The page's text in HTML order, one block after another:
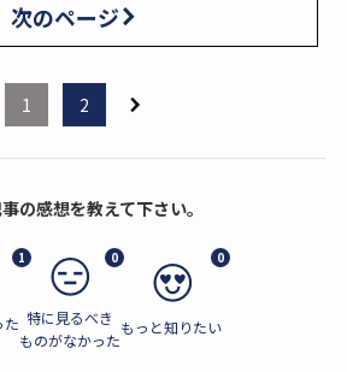
次のページ
1 2
の感想を教えて下さい。
1
た
0
特に見るべき
ものがなかった
0
もっと知りたい